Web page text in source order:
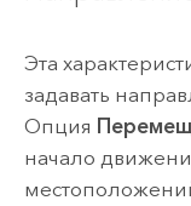
Эта
задавать
Опция
начало